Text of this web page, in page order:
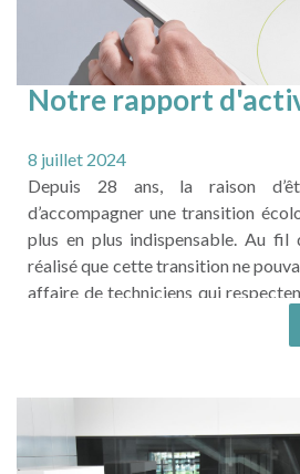
Notre rapport
8 juillet 2024
Depuis 28 ans, la raison
d’accompagner une transition
plus en plus indispensable. Au fil
réalisé que cette transition ne
affaire de techniciens qui
qui développent des
transition a une composante
LIRE LA SUITE